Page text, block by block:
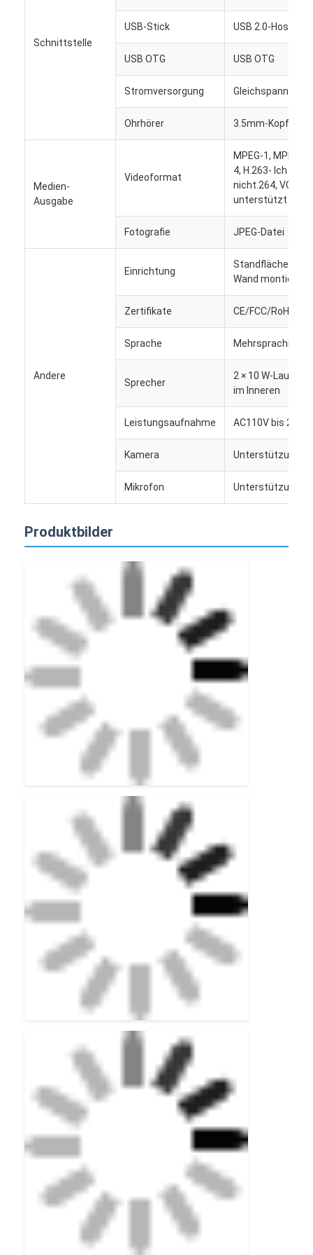
Selbstbestellungskiosk
Schnittstelle
USB-Stick USB 2.0-Host × 3
USB OTG USB OTG
Stromversorgung
Ohrhörer 3.5mm-Kopfhörer
Medien-
Ausgabe
Videoformat
MPEG-1, MPEG-
4, H.263- Ich weiß
nicht.264, VC1,
unterstützt bis
Fotografie JPEG-Datei
Andere
Einrichtung
Standfläche/an
Wand montiert
Zertifikate CE/FCC/RoHS
Sprache Mehrsprachig
Sprecher
2 × 10 W-
im Inneren
Leistungsaufnahme AC110V bis 240V
Kamera Unterstützung
Mikrofon Unterstützung
Produktbilder